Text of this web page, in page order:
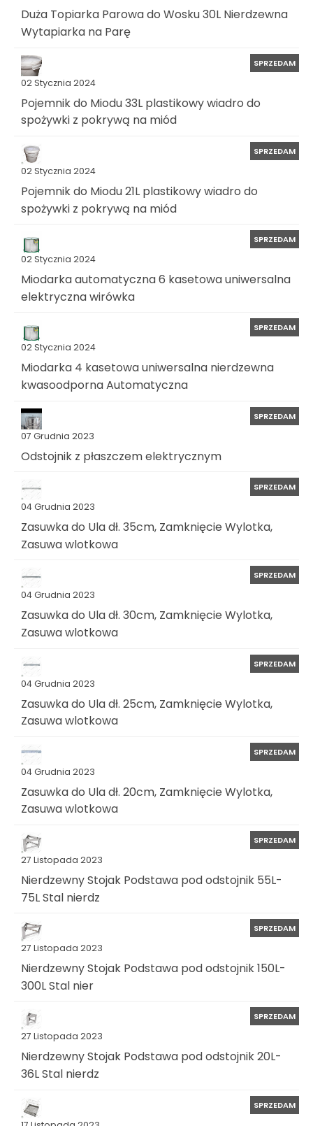
Duża Topiarka Parowa do Wosku 30L Nierdzewna
Wytapiarka na Parę
02 Stycznia 2024
SPRZEDAM
Pojemnik do Miodu 33L plastikowy wiadro do
spożywki z pokrywą na miód
02 Stycznia 2024
SPRZEDAM
Pojemnik do Miodu 21L plastikowy wiadro do
spożywki z pokrywą na miód
02 Stycznia 2024
SPRZEDAM
Miodarka automatyczna 6 kasetowa uniwersalna
elektryczna wirówka
02 Stycznia 2024
SPRZEDAM
Miodarka 4 kasetowa uniwersalna nierdzewna
kwasoodporna Automatyczna
07 Grudnia 2023
SPRZEDAM
Odstojnik z płaszczem elektrycznym
04 Grudnia 2023
SPRZEDAM
Zasuwka do Ula dł. 35cm, Zamknięcie Wylotka,
Zasuwa wlotkowa
04 Grudnia 2023
SPRZEDAM
Zasuwka do Ula dł. 30cm, Zamknięcie Wylotka,
Zasuwa wlotkowa
04 Grudnia 2023
SPRZEDAM
Zasuwka do Ula dł. 25cm, Zamknięcie Wylotka,
Zasuwa wlotkowa
04 Grudnia 2023
SPRZEDAM
Zasuwka do Ula dł. 20cm, Zamknięcie Wylotka,
Zasuwa wlotkowa
27 Listopada 2023
SPRZEDAM
Nierdzewny Stojak Podstawa pod odstojnik 55L-
75L Stal nierdz
27 Listopada 2023
SPRZEDAM
Nierdzewny Stojak Podstawa pod odstojnik 150L-
300L Stal nier
27 Listopada 2023
SPRZEDAM
Nierdzewny Stojak Podstawa pod odstojnik 20L-
36L Stal nierdz
SPRZEDAM